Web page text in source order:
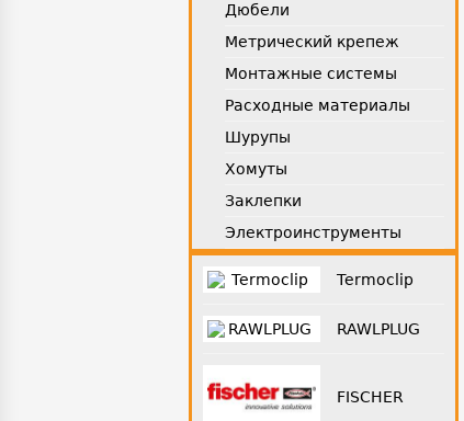
Дюбели
Метрический крепеж
Монтажные системы
Расходные материалы
Шурупы
Хомуты
Заклепки
Электроинструменты
Termoclip
RAWLPLUG
FISCHER